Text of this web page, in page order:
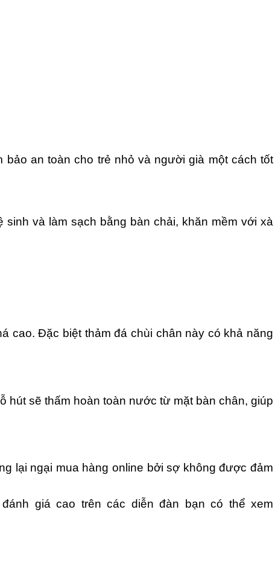
an toàn cho trẻ nhỏ và người già một cách tốt
và làm sạch bằng bàn chải, khăn mềm với xà
cao. Đặc biệt thảm đá chùi chân này có khả năng
hút sẽ thấm hoàn toàn nước từ mặt bàn chân, giúp
lại ngại mua hàng online bởi sợ không được đảm
giá cao trên các diễn đàn bạn có thể xem